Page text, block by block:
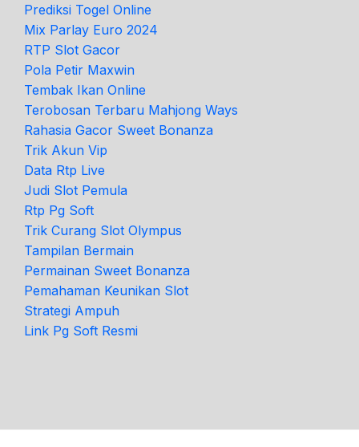
Prediksi Togel Online
Mix Parlay Euro 2024
RTP Slot Gacor
Pola Petir Maxwin
Tembak Ikan Online
Terobosan Terbaru Mahjong Ways
Rahasia Gacor Sweet Bonanza
Trik Akun Vip
Data Rtp Live
Judi Slot Pemula
Rtp Pg Soft
Trik Curang Slot Olympus
Tampilan Bermain
Permainan Sweet Bonanza
Pemahaman Keunikan Slot
Strategi Ampuh
Link Pg Soft Resmi